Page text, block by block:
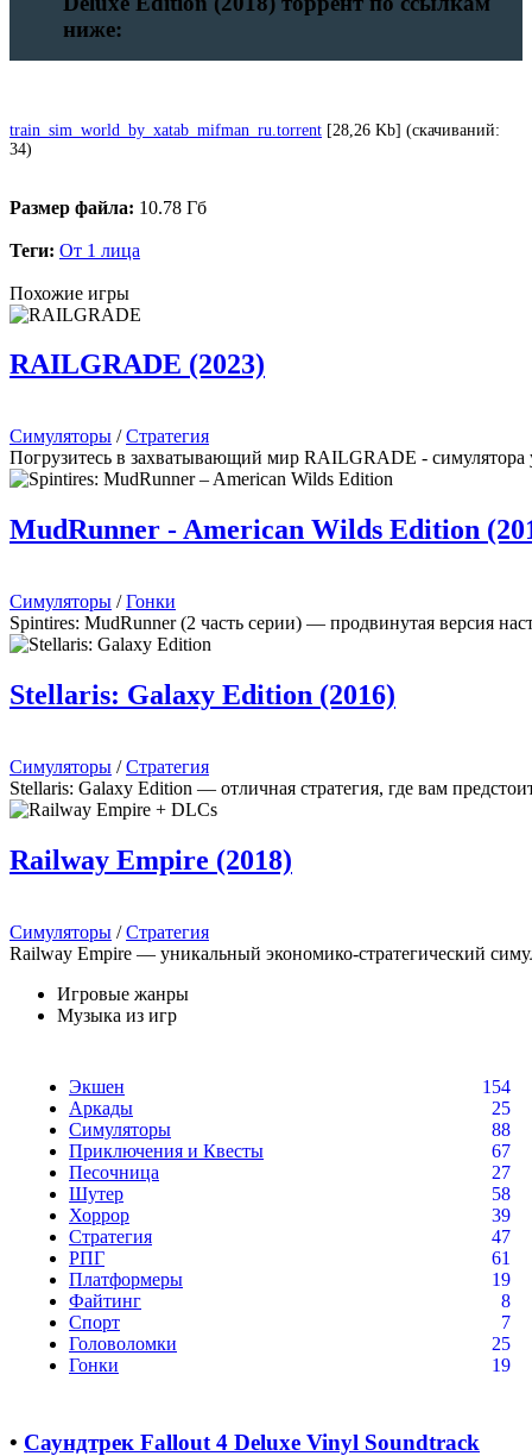
ниже:
train_sim_world_by_xatab_mifman_ru.torrent [28,26 Kb] (cкачиваний:
34)
Размер файла: 10.78 Гб
Теги: От 1 лица
Похожие игры
RAILGRADE (2023)
Симуляторы /Стратегия
Погрузитесь в захватывающий мир RAILGRADE - симулятора
MudRunner - American Wilds Edition
Симуляторы /Гонки
Spintires: MudRunner (2 часть серии) — продвинутая версия
Stellaris: Galaxy Edition (2016)
Симуляторы /Стратегия
Stellaris: Galaxy Edition — отличная стратегия, где вам
Railway Empire (2018)
Симуляторы /Стратегия
Railway Empire — уникальный экономико-стратегический
Игровые жанры
Музыка из игр
Экшен
154
Аркады
25
Симуляторы
88
Приключения и Квесты
67
Песочница
27
Шутер
58
Хоррор
39
Стратегия
47
РПГ
61
Платформеры
19
Файтинг
8
Спорт
7
Головоломки
25
Гонки
19
• Саундтрек Fallout 4 Deluxe Vinyl Soundtrack